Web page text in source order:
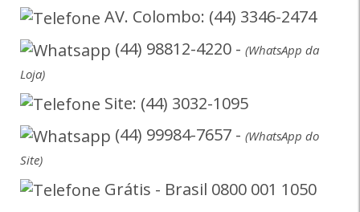
AV. Colombo: (44) 3346-2474
(44) 98812-4220 - (WhatsApp da
Loja)
Site: (44) 3032-1095
(44) 99984-7657 - (WhatsApp do
Site)
Grátis - Brasil 0800 001 1050